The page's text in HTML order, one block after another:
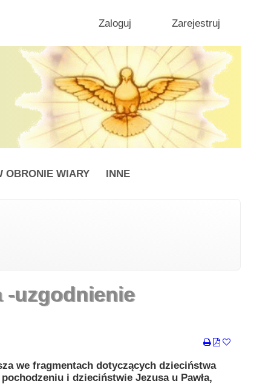
Zaloguj Zarejestruj
OBRONIE WIARY INNE
-uzgodnienie
we fragmentach dotyczących dzieciństwa
i dzieciństwie Jezusa u Pawła,